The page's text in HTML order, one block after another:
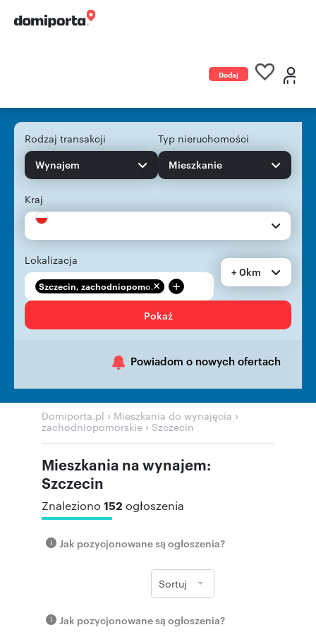
Dodaj
Rodzaj transakcji
Wynajem
Typ nieruchomości
Mieszkanie
Kraj
Lokalizacja
Szczecin, zachodniopomo... +
+ 0km
Pokaż
Powiadom o nowych ofertach
Domiporta.pl › Mieszkania do wynajęcia ›
zachodniopomorskie › Szczecin
Mieszkania na wynajem:
Szczecin
Znaleziono 152 ogłoszenia
Jak pozycjonowane są ogłoszenia?
Sortuj
Jak pozycjonowane są ogłoszenia?